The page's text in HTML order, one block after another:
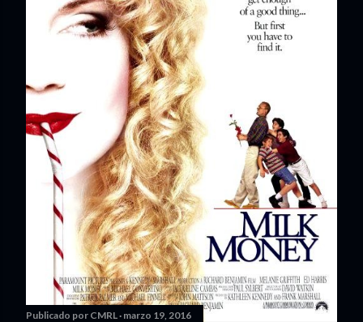
Publicado por CMRL marzo 19, 2016